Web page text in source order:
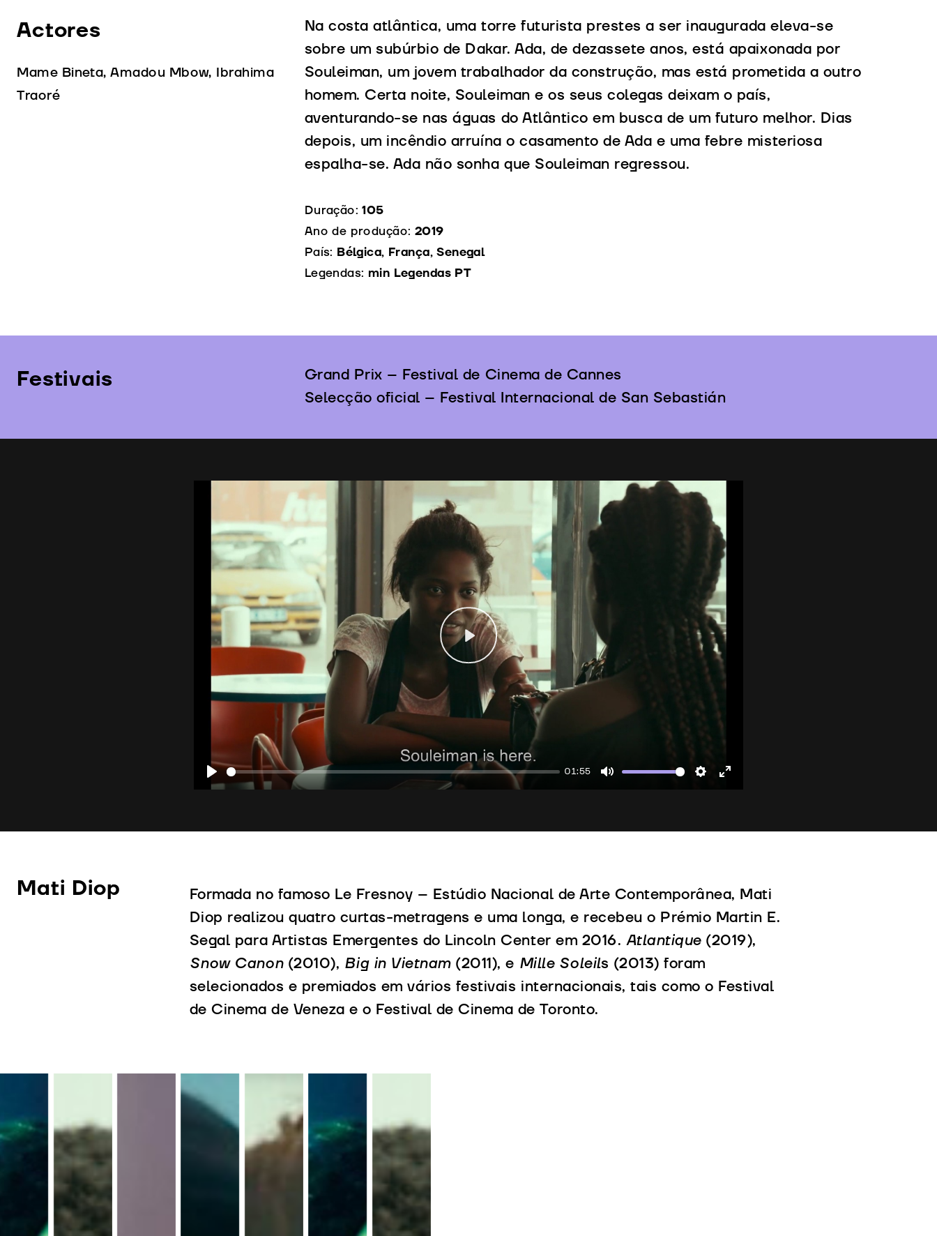
Actores
Mame Bineta, Amadou Mbow, Ibrahima
Traoré
Na costa atlântica, uma torre futurista prestes a ser inaugurada eleva-se
sobre um subúrbio de Dakar. Ada, de dezassete anos, está apaixonada por
Souleiman, um jovem trabalhador da construção, mas está prometida a outro
homem. Certa noite, Souleiman e os seus colegas deixam o país,
aventurando-se nas águas do Atlântico em busca de um futuro melhor. Dias
depois, um incêndio arruína o casamento de Ada e uma febre misteriosa
espalha-se. Ada não sonha que Souleiman regressou.
Duração:105
Ano de produção: 2019
País: Bélgica, França, Senegal
Legendas: min Legendas PT
Festivais
Grand Prix – Festival de Cinema de Cannes
Selecção oficial – Festival Internacional de San Sebastián
Play
01:55
Play
Mati Diop
Formada no famoso Le Fresnoy – Estúdio Nacional de Arte Contemporânea, Mati
Diop realizou quatro curtas-metragens e uma longa, e recebeu o Prémio Martin E.
Segal para Artistas Emergentes do Lincoln Center em 2016. Atlantique(2019),
Snow Canon (2010), Big in Vietnam (2011), e Mille Soleils (2013) foram
selecionados e premiados em vários festivais internacionais, tais como o Festival
de Cinema de Veneza e o Festival de Cinema de Toronto.